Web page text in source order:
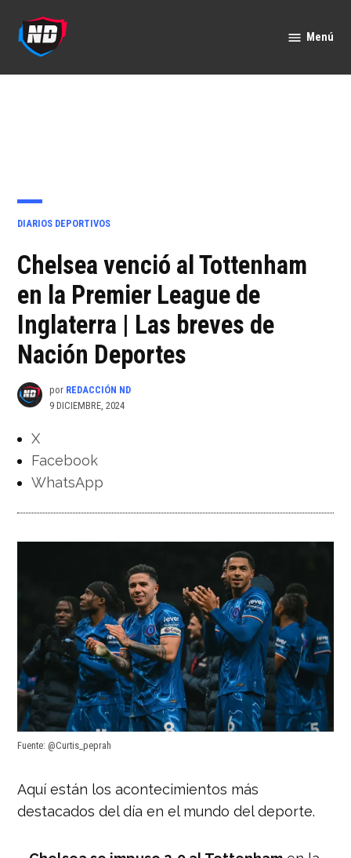
contenido
Menú
PUBLICADO
DIARIOS DEPORTIVOS
Chelsea venció al Tottenham
en la Premier League de
Inglaterra | Las breves de
Nación Deportes
por REDACCIÓN ND
9 DICIEMBRE, 2024
X
Facebook
WhatsApp
Fuente: @Curtis_peprah
Aquí están los acontecimientos más
destacados del día en el mundo del deporte.